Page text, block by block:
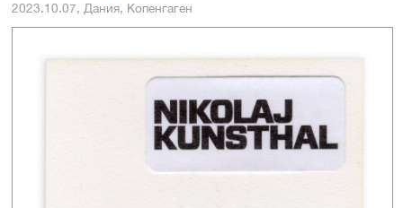
2023.10.07, Дания, Копенгаген